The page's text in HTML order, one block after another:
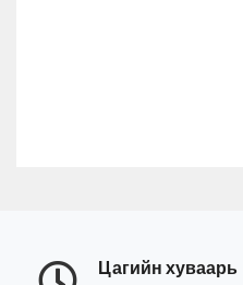
Цагийн хуваарь